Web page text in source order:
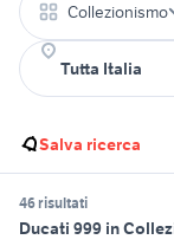
Collezionismo
Salva ricerca
46 risultati
Ducati 999 in